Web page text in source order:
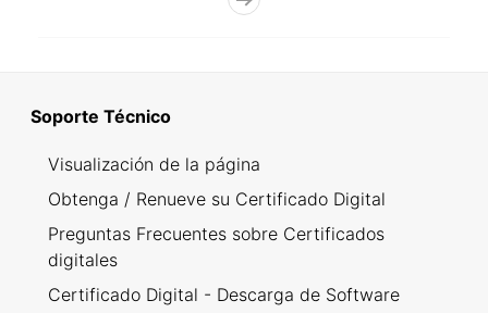
Soporte Técnico
Visualización de la página
Obtenga / Renueve su Certificado Digital
Preguntas Frecuentes sobre Certificados
digitales
Certificado Digital - Descarga de Software